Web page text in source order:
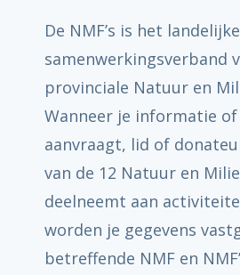
De NMF’s is het landelijke
samenwerkingsverband
provinciale Natuur en
Wanneer je informatie
aanvraagt, lid of
van de 12 Natuur en
deelneemt aan
worden je gegevens
betreffende NMF en